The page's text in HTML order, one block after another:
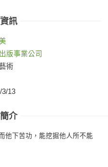
訊
版事業公司
術
3/13
介
他下苦功，能挖掘他人所不能